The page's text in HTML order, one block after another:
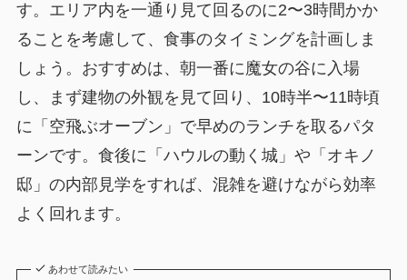
す。エリア内を一通り見て回るのに2〜3時間かか
ることを考慮して、食事のタイミングを計画しま
しょう。おすすめは、朝一番に魔女の谷に入場
し、まず建物の外観を見て回り、10時半〜11時頃
に「空飛ぶオーブン」で早めのランチを取るパタ
ーンです。食後に「ハウルの動く城」や「オキノ
邸」の内部見学をすれば、混雑を避けながら効率
よく回れます。
あわせて読みたい